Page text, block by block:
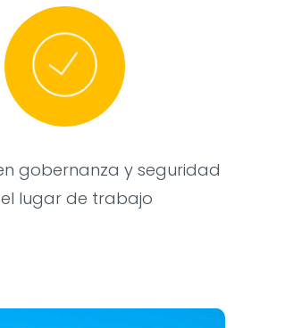
gobernanza y seguridad
lugar de trabajo